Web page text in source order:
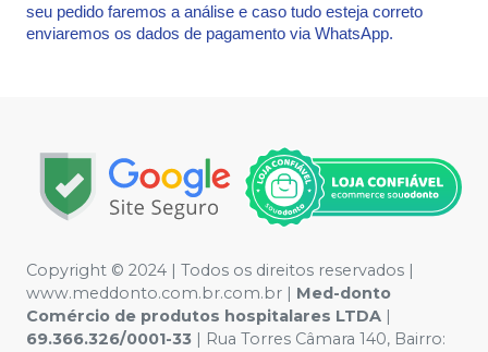
seu pedido faremos a análise e caso tudo esteja correto
enviaremos os dados de pagamento via WhatsApp.
Copyright © 2024 | Todos os direitos reservados |
www.meddonto.com.br.com.br | Med-donto
Comércio de produtos hospitalares LTDA |
69.366.326/0001-33 | Rua Torres Câmara 140, Bairro: